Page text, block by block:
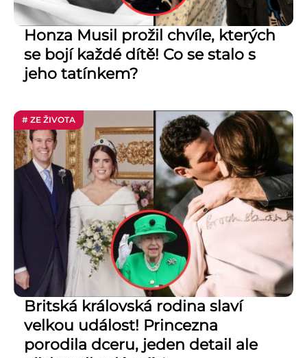
Honza Musil prožil chvíle, kterých
se bojí každé dítě! Co se stalo s
jeho tatínkem?
# ZE ŽIVOTA
Britská královská rodina slaví
velkou událost! Princezna
porodila dceru, jeden detail ale